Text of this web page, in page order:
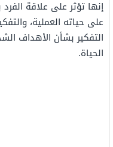
إنها تؤثر على علاقة
على حياته العملية،
التفكير بشأن الأهداف
الحياة.